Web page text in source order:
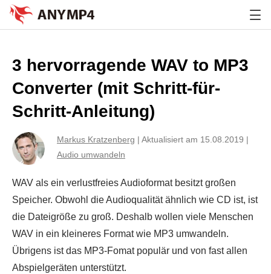
3 hervorragende WAV to MP3
Converter (mit Schritt-für-
Schritt-Anleitung)
Markus Kratzenberg | Aktualisiert am 15.08.2019 |
Audio umwandeln
WAV als ein verlustfreies Audioformat besitzt großen
Speicher. Obwohl die Audioqualität ähnlich wie CD ist, ist
die Dateigröße zu groß. Deshalb wollen viele Menschen
WAV in ein kleineres Format wie MP3 umwandeln.
Übrigens ist das MP3-Fomat populär und von fast allen
Abspielgeräten unterstützt.